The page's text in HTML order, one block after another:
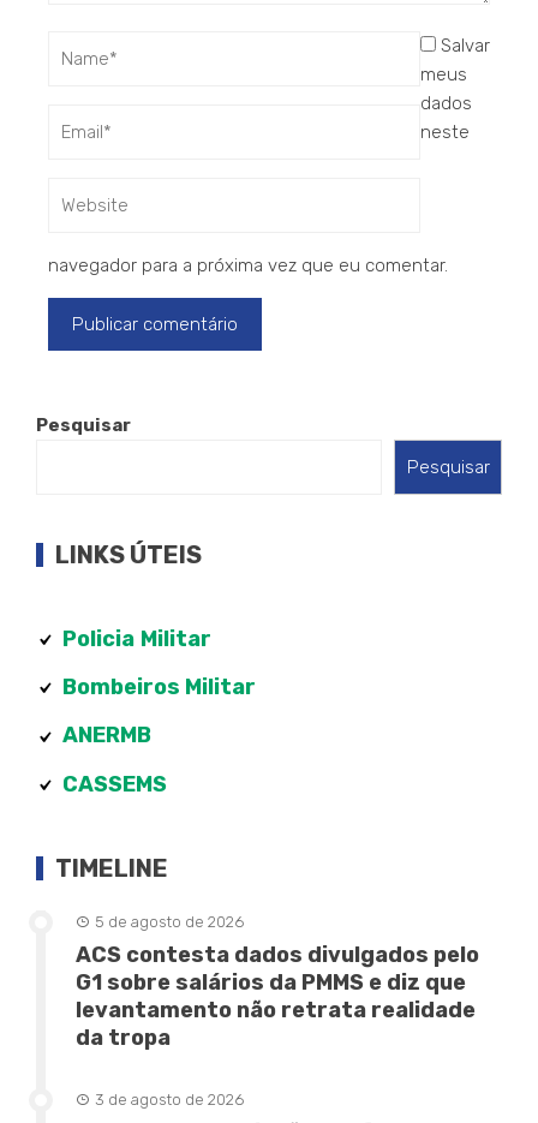
Salvar
meus
dados
neste
navegador para a próxima vez que eu comentar.
Pesquisar
Pesquisar
LINKS ÚTEIS
Policia Militar
Bombeiros Militar
ANERMB
CASSEMS
TIMELINE
5 de agosto de 2026
ACS contesta dados divulgados pelo
G1 sobre salários da PMMS e diz que
levantamento não retrata realidade
da tropa
3 de agosto de 2026